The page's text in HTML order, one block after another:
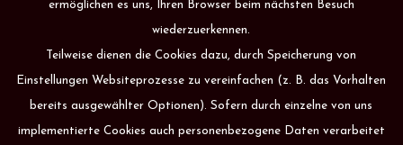
ermöglichen es uns, Ihren Browser beim nächsten Besuch
wiederzuerkennen.
Teilweise dienen die Cookies dazu, durch Speicherung von
Einstellungen Websiteprozesse zu vereinfachen (z. B. das Vorhalten
bereits ausgewählter Optionen). Sofern durch einzelne von uns
implementierte Cookies auch personenbezogene Daten verarbeitet